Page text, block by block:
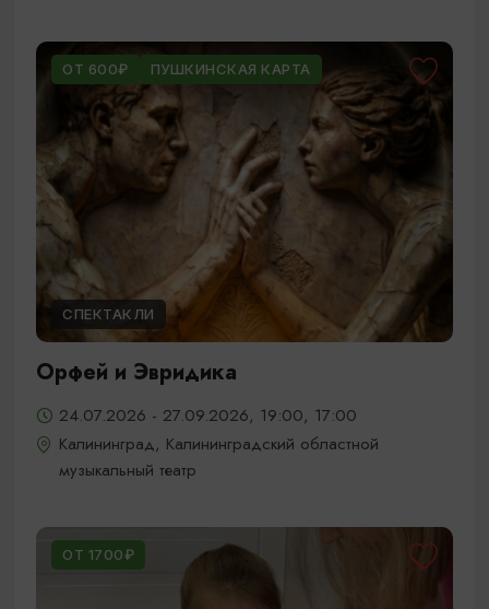
ОТ 600₽ ПУШКИНСКАЯ КАРТА
СПЕКТАКЛИ
Орфей и Эвридика
24.07.2026 - 27.09.2026, 19:00, 17:00
Калининград, Калининградский областной
музыкальный театр
ОТ 1700₽